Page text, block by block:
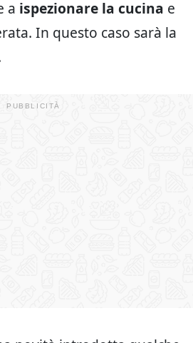
a ispezionare la cucina e
In questo caso sarà la